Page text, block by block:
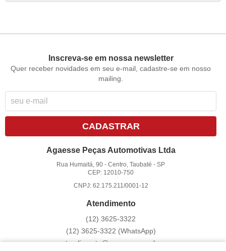
Inscreva-se em nossa newsletter
Quer receber novidades em seu e-mail, cadastre-se em nosso
mailing.
CADASTRAR
Agaesse Peças Automotivas Ltda
Rua Humaitá, 90 -Centro, Taubaté -SP
CEP: 12010-750
CNPJ: 62.175.211/0001-12
Atendimento
(12) 3625-3322
(12) 3625-3322 (WhatsApp)
atendimento@agaesse.com.br